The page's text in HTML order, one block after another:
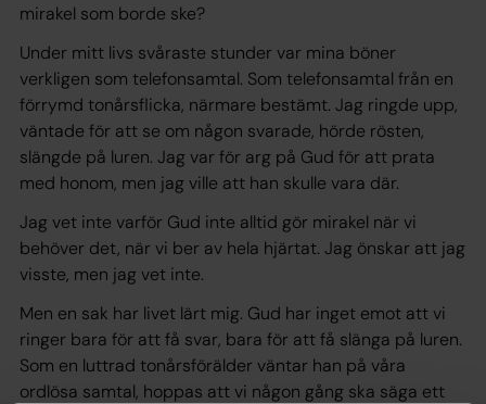
mirakel som borde ske?
Under mitt livs svåraste stunder var mina böner
verkligen som telefonsamtal. Som telefonsamtal från en
förrymd tonårsflicka, närmare bestämt. Jag ringde upp,
väntade för att se om någon svarade, hörde rösten,
slängde på luren. Jag var för arg på Gud för att prata
med honom, men jag ville att han skulle vara där.
Jag vet inte varför Gud inte alltid gör mirakel när vi
behöver det, när vi ber av hela hjärtat. Jag önskar att jag
visste, men jag vet inte.
Men en sak har livet lärt mig. Gud har inget emot att vi
ringer bara för att få svar, bara för att få slänga på luren.
Som en luttrad tonårsförälder väntar han på våra
ordlösa samtal, hoppas att vi någon gång ska säga ett